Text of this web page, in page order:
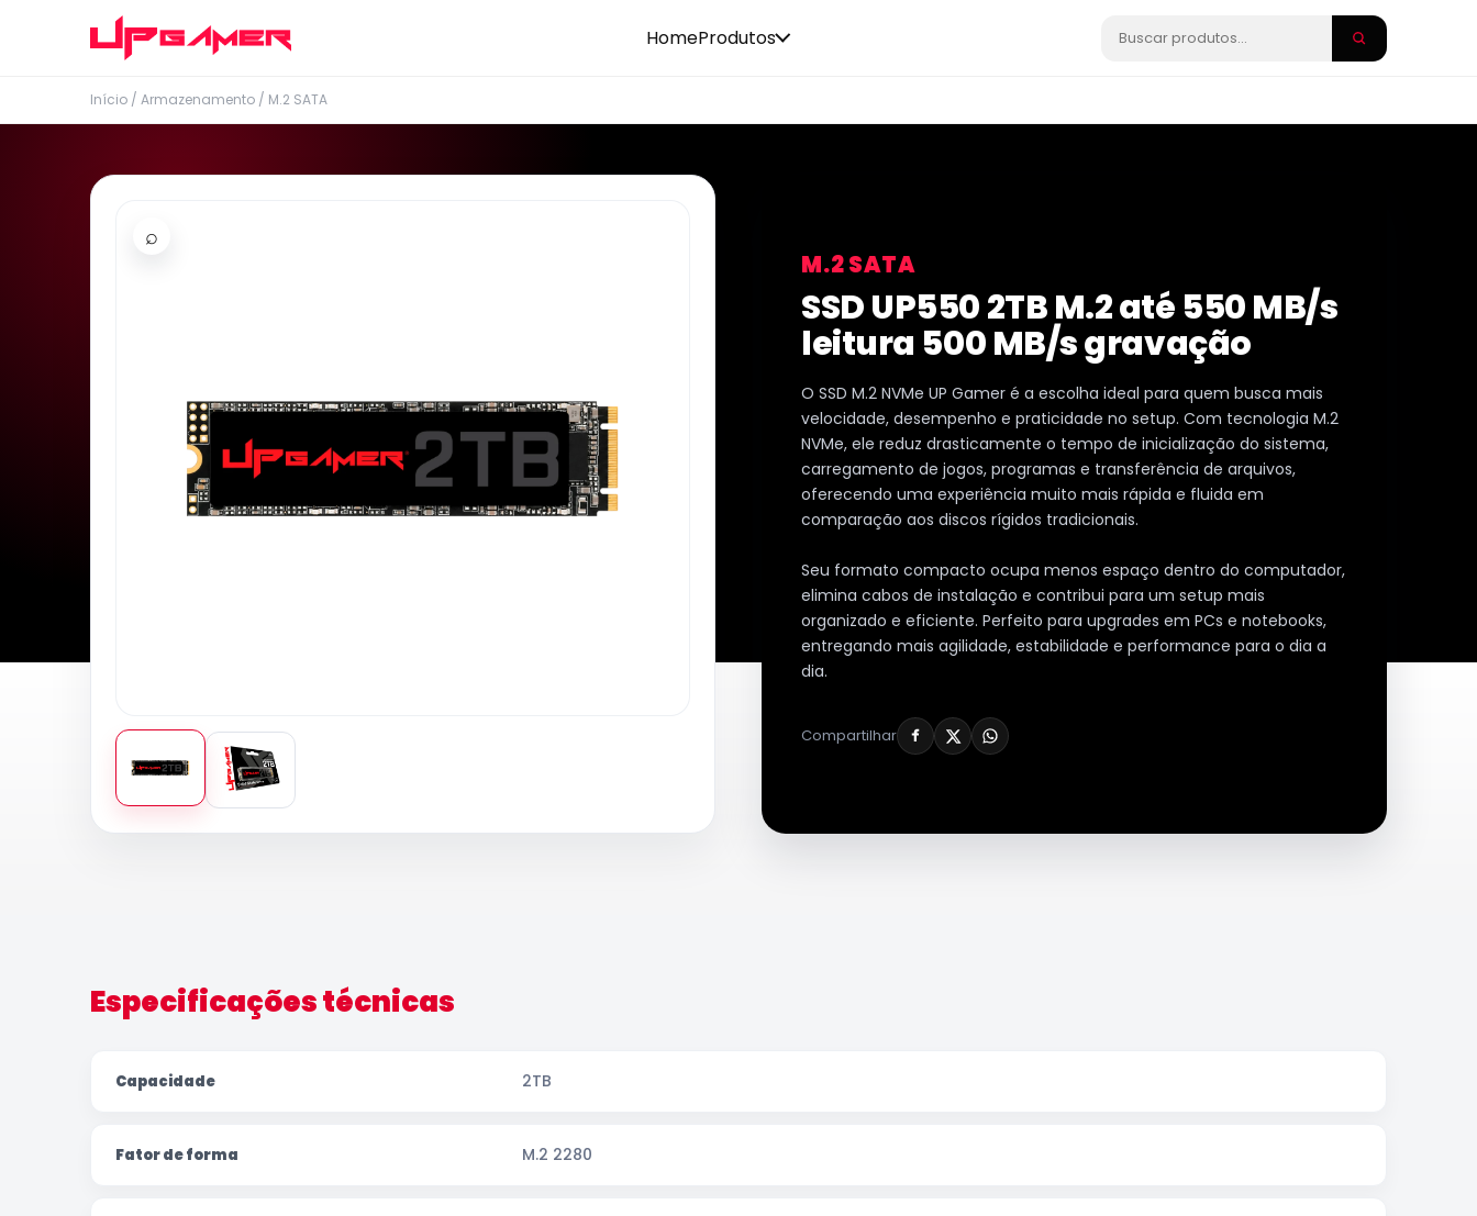
HomeProdutos
Início / Armazenamento / M.2 SATA
⌕
M.2 SATA
SSD UP550 2TB M.2 até 550 MB/s
leitura 500 MB/s gravação
O SSD M.2 NVMe UP Gamer é a escolha ideal para quem busca mais
velocidade, desempenho e praticidade no setup. Com tecnologia M.2
NVMe, ele reduz drasticamente o tempo de inicialização do sistema,
carregamento de jogos, programas e transferência de arquivos,
oferecendo uma experiência muito mais rápida e fluida em
comparação aos discos rígidos tradicionais.
Seu formato compacto ocupa menos espaço dentro do computador,
elimina cabos de instalação e contribui para um setup mais
organizado e eficiente. Perfeito para upgrades em PCs e notebooks,
entregando mais agilidade, estabilidade e performance para o dia a
dia.
Compartilhar
Especificações técnicas
Capacidade 2TB
Fator de forma M.2 2280